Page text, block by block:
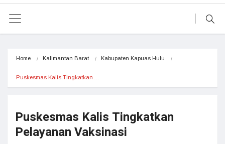
Home Kalimantan Barat Kabupaten Kapuas Hulu
Puskesmas Kalis Tingkatkan…
Puskesmas Kalis Tingkatkan
Pelayanan Vaksinasi